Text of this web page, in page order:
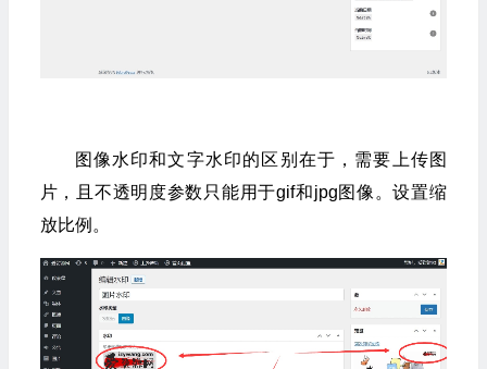
图像水印和文字水印的区别在于，需要上传图
片，且不透明度参数只能用于gif和jpg图像。设置缩
放比例。